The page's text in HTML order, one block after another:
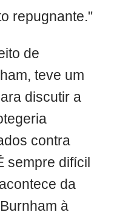
repugnante."
de
teve um
discutir a
contra
sempre difícil
da
à